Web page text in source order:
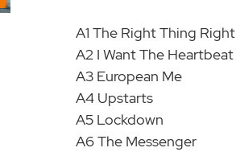
A1 The Right Thing Right
A2 I Want The Heartbeat
A3 European Me
A4 Upstarts
A5 Lockdown
A6 The Messenger